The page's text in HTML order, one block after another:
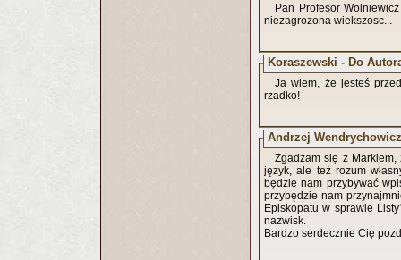
Pan Profesor
niezagrozona wiekszosc...
Koraszewski - Do
Ja wiem, że jesteś
rzadko!
Andrzej Wendrychowicz
Zgadzam się z
język, ale też rozum
będzie nam przybywać
przybędzie nam
Episkopatu w sprawie
nazwisk.
Bardzo serdecznie Cię